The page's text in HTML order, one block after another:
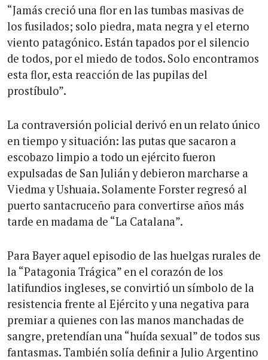
“Jamás creció una flor en las tumbas masivas de
los fusilados; solo piedra, mata negra y el eterno
viento patagónico. Están tapados por el silencio
de todos, por el miedo de todos. Solo encontramos
esta flor, esta reacción de las pupilas del
prostíbulo”.
La contraversión policial derivó en un relato único
en tiempo y situación: las putas que sacaron a
escobazo limpio a todo un ejército fueron
expulsadas de San Julián y debieron marcharse a
Viedma y Ushuaia. Solamente Forster regresó al
puerto santacruceño para convertirse años más
tarde en madama de “La Catalana”.
Para Bayer aquel episodio de las huelgas rurales de
la “Patagonia Trágica” en el corazón de los
latifundios ingleses, se convirtió un símbolo de la
resistencia frente al Ejército y una negativa para
premiar a quienes con las manos manchadas de
sangre, pretendían una “huída sexual” de todos sus
fantasmas. También solía definir a Julio Argentino